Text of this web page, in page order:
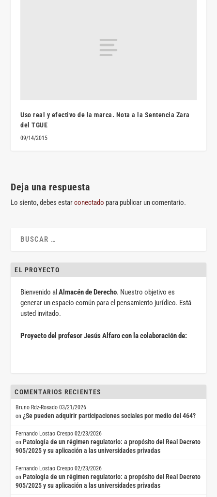
Uso real y efectivo de la marca. Nota a la Sentencia Zara
del TGUE
09/14/2015
Deja una respuesta
Lo siento, debes estarconectado para publicar un comentario.
EL PROYECTO
Bienvenido alAlmacén de Derecho. Nuestro objetivo es
generar un espacio común para el pensamiento jurídico. Está
usted invitado.
Proyecto del profesor Jesús Alfaro con la colaboración de:
COMENTARIOS RECIENTES
Bruno Rdz-Rosado 03/21/2026
on¿Se pueden adquirir participaciones sociales por medio del 464?
Fernando Lostao Crespo 02/23/2026
on Patología de un régimen regulatorio: a propósito del Real Decreto
905/2025 y su aplicación a las universidades privadas
Fernando Lostao Crespo 02/23/2026
on Patología de un régimen regulatorio: a propósito del Real Decreto
905/2025 y su aplicación a las universidades privadas